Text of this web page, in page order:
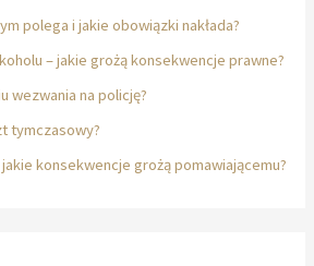
polega i jakie obowiązki nakłada?
– jakie grożą konsekwencje prawne?
wezwania na policję?
tymczasowy?
konsekwencje grożą pomawiającemu?